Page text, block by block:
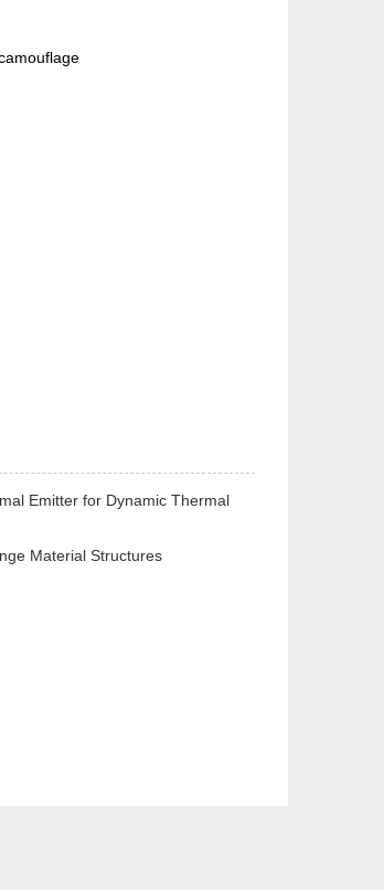
Emitter for Dynamic Thermal
Material Structures